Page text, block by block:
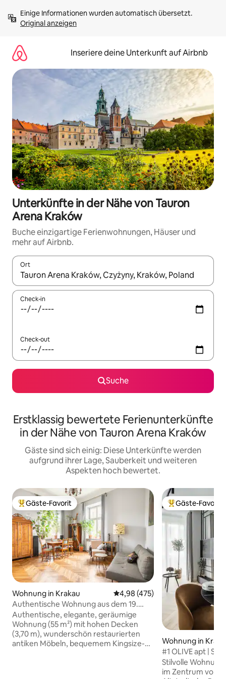
Inhalten
springenOriginal anzeigen
Inseriere deine Unterkunft auf Airbnb
Unterkünfte in der Nähe von Tauron
Arena Kraków
Buche einzigartige Ferienwohnungen, Häuser und
mehr auf Airbnb.
Ort
Wenn Ergebnisse verfügbar sind, navigiere mit den
Check-in
Check-out
Suche
Erstklassig bewertete Ferienunterkünfte
in der Nähe von Tauron Arena Kraków
Gäste sind sich einig: Diese Unterkünfte werden
aufgrund ihrer Lage, Sauberkeit und weiteren
Aspekten hoch bewertet.
Beliebter Gäste-Favorit.
Gäste-Favorit
Wohnung in Krakau Durchschnittliche Bewertung:
4,98 (475)
Authentische Wohnung aus dem 19.
Jahrhundert mit Aussicht!
Authentische, elegante, geräumige
Wohnung (55 m²) mit hohen Decken
(3,70 m), wunderschön restaurierten
antiken Möbeln, bequemem Kingsize-
Beliebter Gäste-
Gäste-Favorit
Wohnung in
#1 OLIVE apt |
KOSTENLOSE
Stilvolle
im Zentrum von